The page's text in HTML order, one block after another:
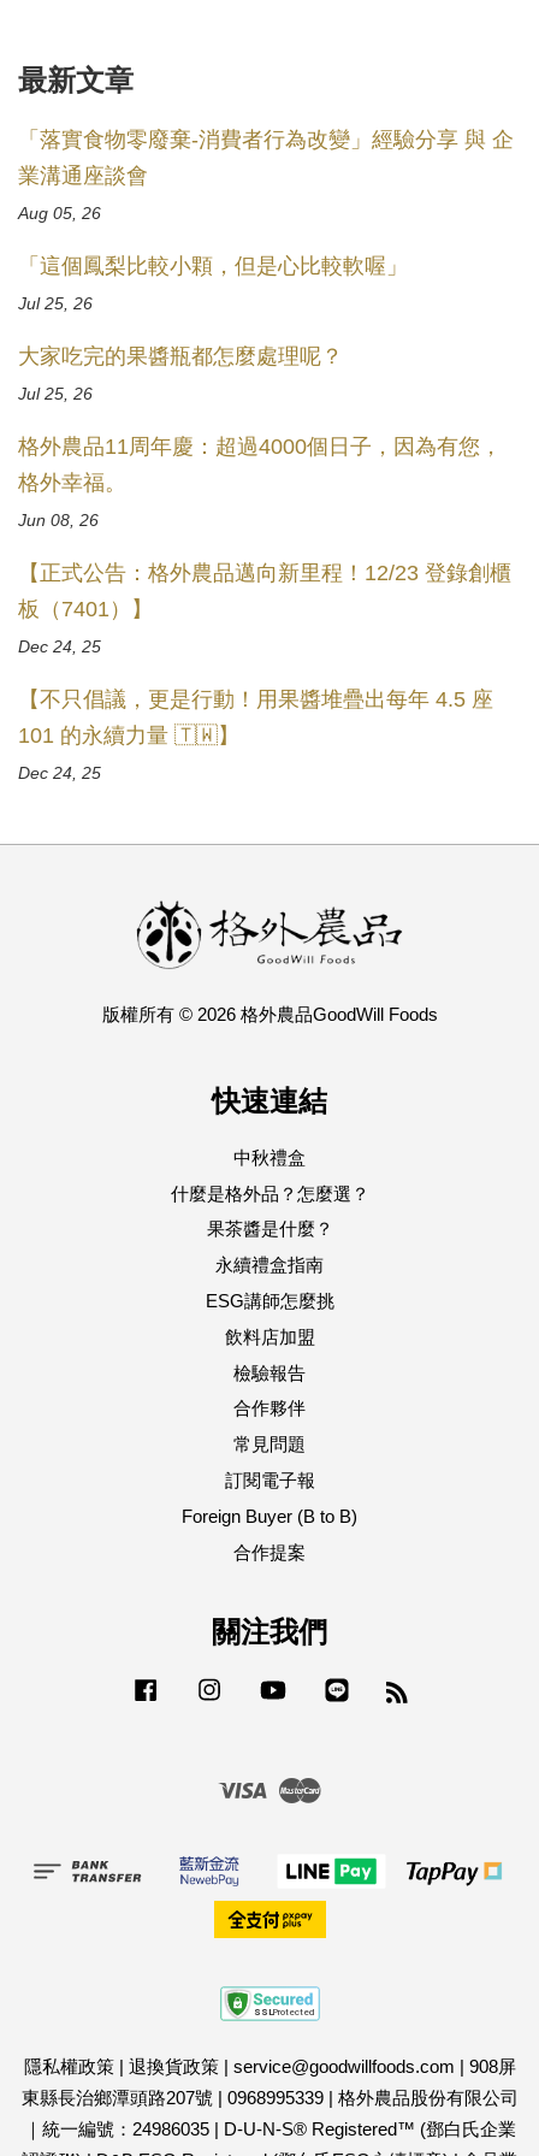
最新文章
「落實食物零廢棄-消費者行為改變」經驗分享 與 企
業溝通座談會
Aug 05, 26
「這個鳳梨比較小顆，但是心比較軟喔」
Jul 25, 26
大家吃完的果醬瓶都怎麼處理呢？
Jul 25, 26
格外農品11周年慶：超過4000個日子，因為有您，
格外幸福。
Jun 08, 26
【正式公告：格外農品邁向新里程！12/23 登錄創櫃
板（7401）】
Dec 24, 25
【不只倡議，更是行動！用果醬堆疊出每年 4.5 座
101 的永續力量 🇹🇼】
Dec 24, 25
版權所有 © 2026 格外農品GoodWill Foods
快速連結
中秋禮盒
什麼是格外品？怎麼選？
果茶醬是什麼？
永續禮盒指南
ESG講師怎麼挑
飲料店加盟
檢驗報告
合作夥伴
常見問題
訂閱電子報
Foreign Buyer (B to B)
合作提案
關注我們
Facebook Instagram YouTube
Visa
隱私權政策| 退換貨政策| service@goodwillfoods.com | 908屏
東縣長治鄉潭頭路207號 | 0968995339| 格外農品股份有限公司
｜統一編號：24986035| D-U-N-S® Registered™ (鄧白氏企業